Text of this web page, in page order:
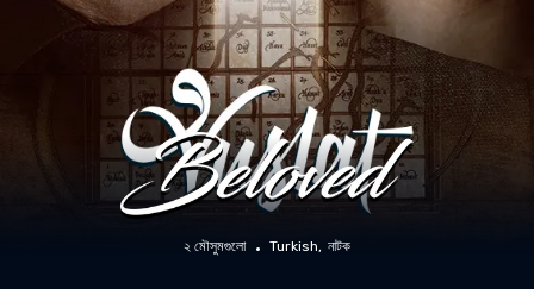
২ মৌসুমগুলো Turkish নাটক